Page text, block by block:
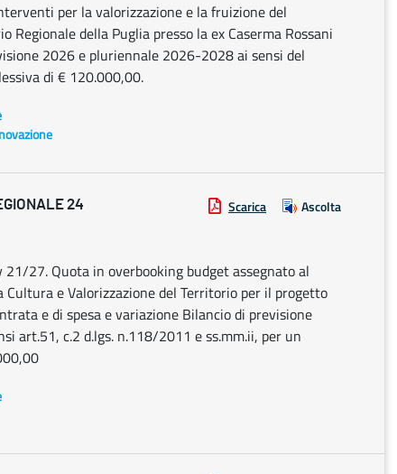
per la valorizzazione e la fruizione del
Regionale della Puglia presso la ex Caserma Rossani
2026 e pluriennale 2026-2028 ai sensi del
di € 120.000,00.
24
Scarica Ascolta
27. Quota in overbooking budget assegnato al
e Valorizzazione del Territorio per il progetto
e di spesa e variazione Bilancio di previsione
art.51, c.2 d.lgs. n.118/2011 e ss.mm.ii, per un